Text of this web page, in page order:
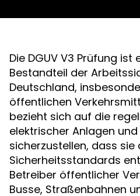
Die DGUV V3 Prüfung ist
Bestandteil der
Deutschland,
öffentlichen
bezieht sich auf die
elektrischer Anlagen
sicherzustellen, dass sie
Sicherheitsstandards
Betreiber öffentlicher
Busse, Straßenbahnen